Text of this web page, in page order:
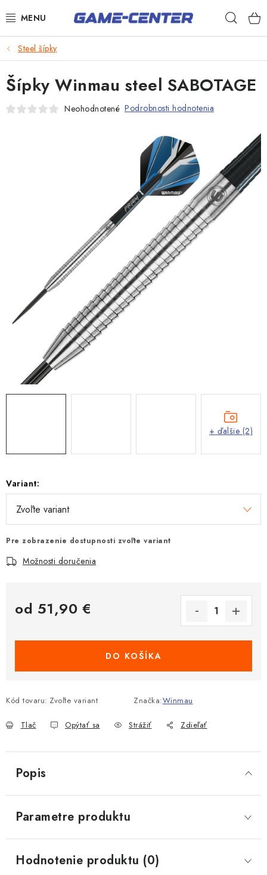
na
Šípky
Biliard
Poker
Steel šípky
Variant:
Pre zobrazenie dostupnosti zvoľte variant
Možnosti doručenia
od 51,90 €
DO KOŠÍKA
Kód tovaru: Zvoľte variant Značka:Winmau
Tlač Opýtať sa Strážiť Zdieľať
Šípky Winmau steel SABOTAGE
Neohodnotené Podrobnosti hodnotenia
+ ďalšie (2)
Popis
Parametre produktu
Hodnotenie produktu (0)